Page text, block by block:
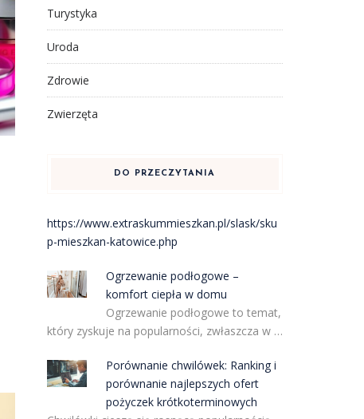
Turystyka
Uroda
Zdrowie
Zwierzęta
DO PRZECZYTANIA
https://www.extraskummieszkan.pl/slask/sku
p-mieszkan-katowice.php
Ogrzewanie podłogowe –
komfort ciepła w domu
Ogrzewanie podłogowe to temat,
który zyskuje na popularności, zwłaszcza w …
Porównanie chwilówek: Ranking i
porównanie najlepszych ofert
pożyczek krótkoterminowych